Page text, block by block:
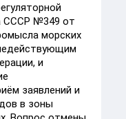
СССР №349 от
морских
и
заявлений и
в зоны